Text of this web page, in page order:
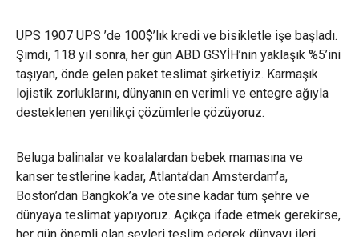
UPS 1907 UPS ’de 100$’lık kredi ve bisikletle işe başladı.
Şimdi, 118 yıl sonra, her gün ABD GSYİH’nin yaklaşık %5’ini
taşıyan, önde gelen paket teslimat şirketiyiz. Karmaşık
lojistik zorluklarını, dünyanın en verimli ve entegre ağıyla
desteklenen yenilikçi çözümlerle çözüyoruz.
Beluga balinalar ve koalalardan bebek mamasına ve
kanser testlerine kadar, Atlanta’dan Amsterdam’a,
Boston’dan Bangkok’a ve ötesine kadar tüm şehre ve
dünyaya teslimat yapıyoruz. Açıkça ifade etmek gerekirse,